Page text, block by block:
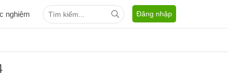
nghiệm Đăng nhập